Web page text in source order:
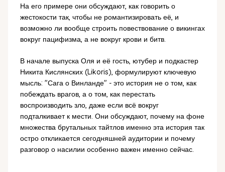
На его примере они обсуждают, как говорить о
жестокости так, чтобы не романтизировать её, и
возможно ли вообще строить повествование о викингах
вокруг пацифизма, а не вокруг крови и битв.
В начале выпуска Оля и её гость, ютубер и подкастер
Никита Кислянских (Likoris), формулируют ключевую
мысль: "Сага о Винланде" - это история не о том, как
побеждать врагов, а о том, как перестать
воспроизводить зло, даже если всё вокруг
подталкивает к мести. Они обсуждают, почему на фоне
множества брутальных тайтлов именно эта история так
остро откликается сегодняшней аудитории и почему
разговор о насилии особенно важен именно сейчас.